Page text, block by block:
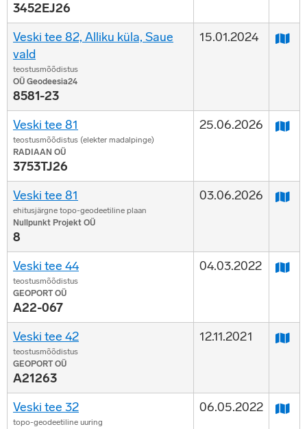
3452EJ26
Veski tee 82, Alliku küla, Saue
vald
teostusmõõdistus
OÜ Geodeesia24
8581-23
15.01.2024
Veski tee 81
teostusmõõdistus (elekter madalpinge)
RADIAAN OÜ
3753TJ26
25.06.2026
Veski tee 81
ehitusjärgne topo-geodeetiline plaan
Nullpunkt Projekt OÜ
8
03.06.2026
Veski tee 44
teostusmõõdistus
GEOPORT OÜ
A22-067
04.03.2022
Veski tee 42
teostusmõõdistus
GEOPORT OÜ
A21263
12.11.2021
Veski tee 32
topo-geodeetiline uuring
06.05.2022